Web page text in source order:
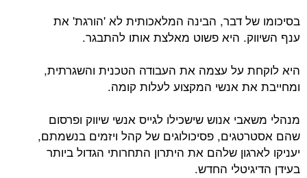
בסיכומו של דבר, הבינה המלאכותית לא 'הורגת' את
ענף השיווק. היא פשוט מאלצת אותו להתבגר.
היא לוקחת על עצמה את העבודה הטכנית והשגרתית,
ומחייבת את אנשי המקצוע לעלות קומה.
מנהלי משאבי אנוש שישכילו לגייס אנשי שיווק ופרסום
שהם אסטרטגים, פסיכולוגים של קהל ויזמים בנשמתם,
יעניקו לארגון שלהם את היתרון התחרותי הגדול ביותר
בעידן הדיגיטלי החדש.